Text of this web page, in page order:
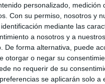
personalizado,
Con su permiso, nosotros y
mediante las
a nosotros y a
De forma alternativa, puede
otorgar o negar su
no requerir de su
se aplicarán solo
Paseo de las
con recorrido fácil y